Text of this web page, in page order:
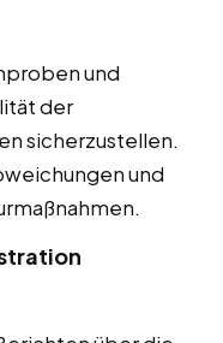
und
der
sicherzustellen.
und